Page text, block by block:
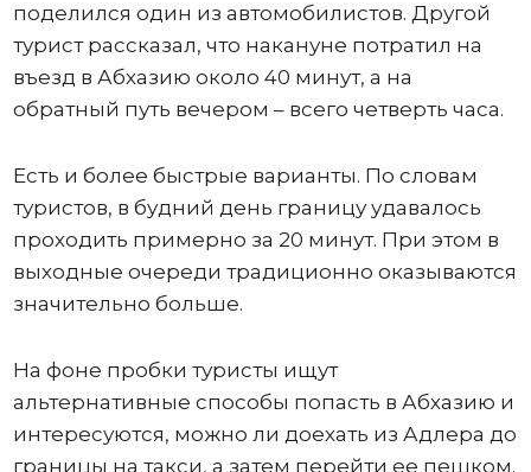
поделился один из автомобилистов. Другой
турист рассказал, что накануне потратил на
въезд в Абхазию около 40 минут, а на
обратный путь вечером – всего четверть часа.
Есть и более быстрые варианты. По словам
туристов, в будний день границу удавалось
проходить примерно за 20 минут. При этом в
выходные очереди традиционно оказываются
значительно больше.
На фоне пробки туристы ищут
альтернативные способы попасть в Абхазию и
интересуются, можно ли доехать из Адлера до
границы на такси, а затем перейти ее пешком.